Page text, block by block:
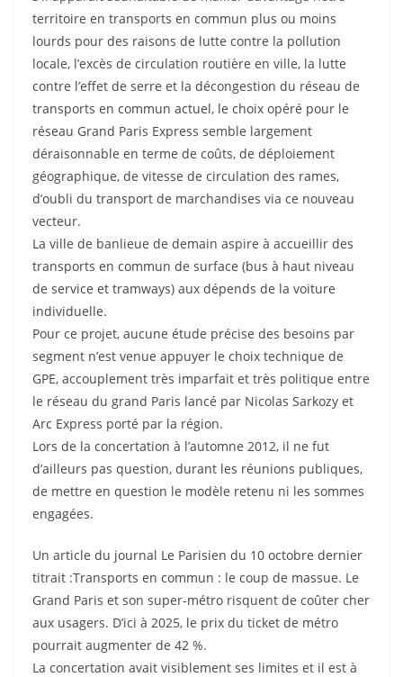
territoire en transports en commun plus ou moins
lourds pour des raisons de lutte contre la pollution
locale, l’excès de circulation routière en ville, la lutte
contre l’effet de serre et la décongestion du réseau de
transports en commun actuel, le choix opéré pour le
réseau Grand Paris Express semble largement
déraisonnable en terme de coûts, de déploiement
géographique, de vitesse de circulation des rames,
d’oubli du transport de marchandises via ce nouveau
vecteur.
La ville de banlieue de demain aspire à accueillir des
transports en commun de surface (bus à haut niveau
de service et tramways) aux dépends de la voiture
individuelle.
Pour ce projet, aucune étude précise des besoins par
segment n’est venue appuyer le choix technique de
GPE, accouplement très imparfait et très politique entre
le réseau du grand Paris lancé par Nicolas Sarkozy et
Arc Express porté par la région.
Lors de la concertation à l’automne 2012, il ne fut
d’ailleurs pas question, durant les réunions publiques,
de mettre en question le modèle retenu ni les sommes
engagées.
Un article du journal Le Parisien du 10 octobre dernier
titrait :Transports en commun : le coup de massue. Le
Grand Paris et son super-métro risquent de coûter cher
aux usagers. D’ici à 2025, le prix du ticket de métro
pourrait augmenter de 42 %.
La concertation avait visiblement ses limites et il est à